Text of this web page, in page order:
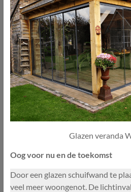
Glazen veranda
Oog voor nu en de toekomst
Door een glazen schuifwand te
veel meer woongenot. De